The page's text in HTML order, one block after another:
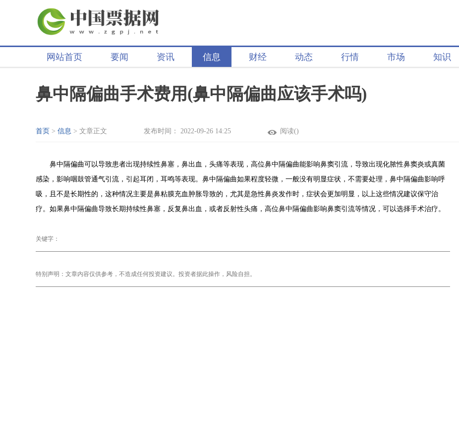
网站首页 要闻 资讯 信息 财经 动态 行情 市场 知识
鼻中隔偏曲手术费用(鼻中隔偏曲应该手术吗)
首页 > 信息 > 文章正文 发布时间： 2022-09-26 14:25 阅读()
鼻中隔偏曲可以导致患者出现持续性鼻塞，鼻出血，头痛等表现，高位鼻中隔偏曲能影响鼻窦引流，导致出现化脓性鼻窦炎或真菌
感染，影响咽鼓管通气引流，引起耳闭，耳鸣等表现。鼻中隔偏曲如果程度轻微，一般没有明显症状，不需要处理，鼻中隔偏曲影响呼
吸，且不是长期性的，这种情况主要是鼻粘膜充血肿胀导致的，尤其是急性鼻炎发作时，症状会更加明显，以上这些情况建议保守治
疗。如果鼻中隔偏曲导致长期持续性鼻塞，反复鼻出血，或者反射性头痛，高位鼻中隔偏曲影响鼻窦引流等情况，可以选择手术治疗。
关键字：
特别声明：文章内容仅供参考，不造成任何投资建议。投资者据此操作，风险自担。